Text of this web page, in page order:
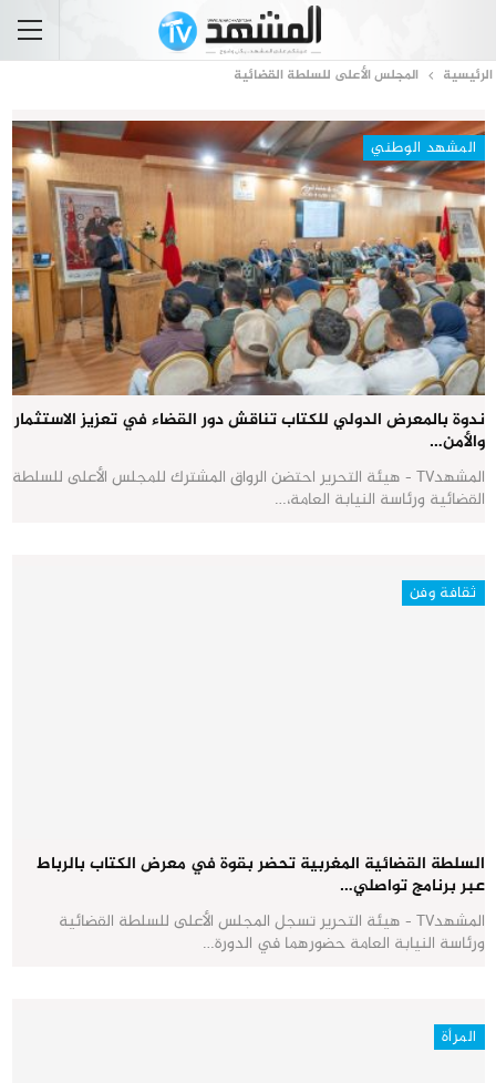
الرئيسية المجلس الأعلى للسلطة القضائية
المشهد الوطني
ندوة بالمعرض الدولي للكتاب تناقش دور القضاء في تعزيز الاستثمار
والأمن…
المشهدTV - هيئة التحرير احتضن الرواق المشترك للمجلس الأعلى للسلطة
القضائية ورئاسة النيابة العامة،…
ثقافة وفن
السلطة القضائية المغربية تحضر بقوة في معرض الكتاب بالرباط
عبر برنامج تواصلي…
المشهدTV - هيئة التحرير تسجل المجلس الأعلى للسلطة القضائية
ورئاسة النيابة العامة حضورهما في الدورة…
المرأة